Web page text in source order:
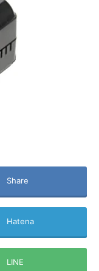
Share
Hatena
LINE